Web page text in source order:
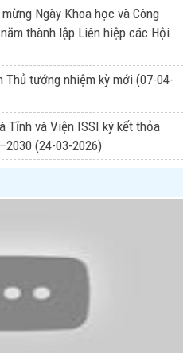
Ngày Khoa học và Công
thành lập Liên hiệp các Hội
Thủ tướng nhiệm kỳ mới (07-04-
Tĩnh và Viện ISSI ký kết thỏa
(24-03-2026)